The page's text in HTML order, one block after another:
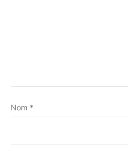
Nom *